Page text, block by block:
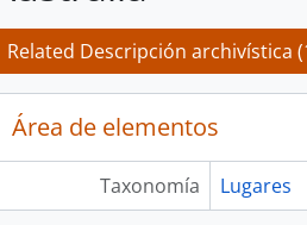
Related Descripción archivística
Área de elementos
Taxonomía Lugares